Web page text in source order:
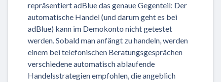
repräsentiert adBlue das genaue Gegenteil: Der
automatische Handel (und darum geht es bei
adBlue) kann im Demokonto nicht getestet
werden. Sobald man anfängt zu handeln, werden
einem bei telefonischen Beratungsgesprächen
verschiedene automatisch ablaufende
Handelsstrategien empfohlen, die angeblich